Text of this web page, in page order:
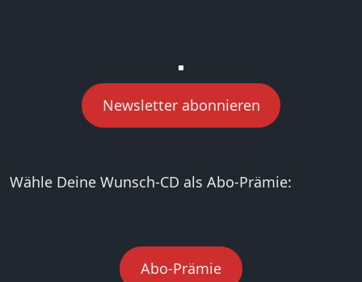
Newsletter abonnieren
Wähle Deine Wunsch-CD als Abo-Prämie:
Abo-Prämie